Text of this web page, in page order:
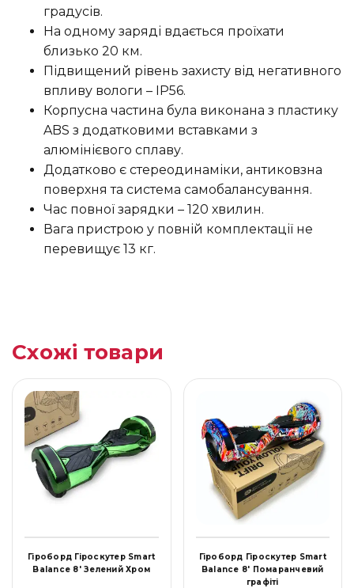
градусів.
На одному заряді вдається проїхати
близько 20 км.
Підвищений рівень захисту від негативного
впливу вологи – IP56.
Корпусна частина була виконана з пластику
ABS з додатковими вставками з
алюмінієвого сплаву.
Додатково є стереодинаміки, антиковзна
поверхня та система самобалансування.
Час повної зарядки – 120 хвилин.
Вага пристрою у повній комплектації не
перевищує 13 кг.
Схожі товари
Гіроборд Гіроскутер Smart
Balance 8' Зелений Хром
Гіроборд Гіроскутер Smart
Balance 8' Помаранчевий
графіті